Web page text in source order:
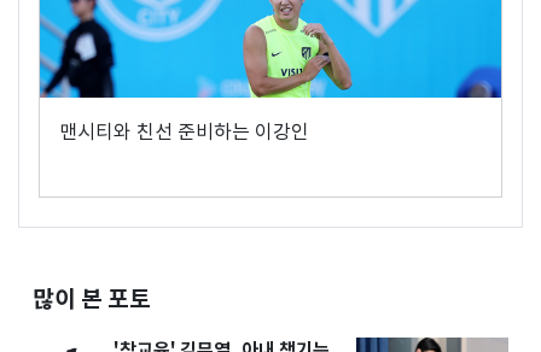
맨시티와 친선 준비하는 이강인
많이 본 포토